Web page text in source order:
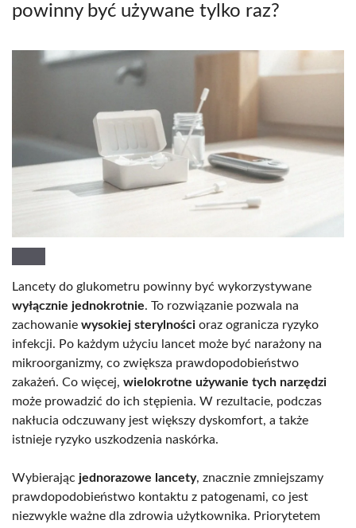
powinny być używane tylko raz?
Lancety do glukometru powinny być wykorzystywane
wyłącznie jednokrotnie. To rozwiązanie pozwala na
zachowanie wysokiej sterylności oraz ogranicza ryzyko
infekcji. Po każdym użyciu lancet może być narażony na
mikroorganizmy, co zwiększa prawdopodobieństwo
zakażeń. Co więcej, wielokrotne używanie tych narzędzi
może prowadzić do ich stępienia. W rezultacie, podczas
nakłucia odczuwany jest większy dyskomfort, a także
istnieje ryzyko uszkodzenia naskórka.
Wybierając jednorazowe lancety, znacznie zmniejszamy
prawdopodobieństwo kontaktu z patogenami, co jest
niezwykle ważne dla zdrowia użytkownika. Priorytetem